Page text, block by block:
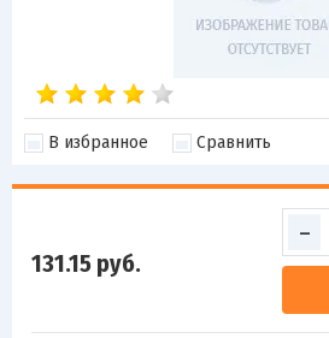
В избранное Сравнить
131.15 руб.
-